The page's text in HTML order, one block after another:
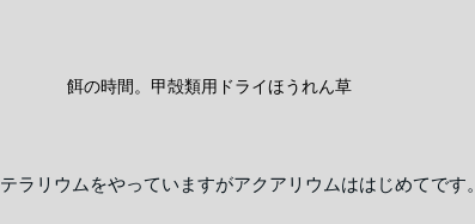
餌の時間。甲殻類用ドライほうれん草
テラリウムをやっていますがアクアリウムははじめてです。